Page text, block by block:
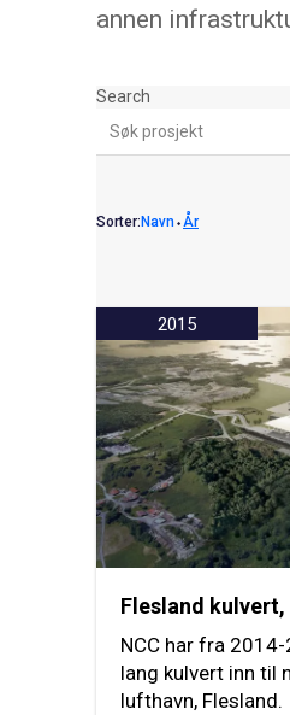
annen
Søk & Filter
Search
Sorter: Navn⬩År
2015
Flesland kulvert,
NCC har fra
lang kulvert inn til
lufthavn, Flesland.